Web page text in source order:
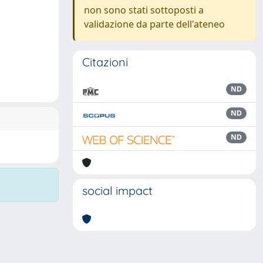
non sono stati sottoposti a
validazione da parte dell'ateneo
Citazioni
ND
ND
ND
social impact